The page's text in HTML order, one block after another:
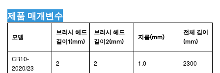
제품 매개변수
모델
브러시 헤드
길이1(mm)
브러시 헤드
길이2(mm)
지름(mm)
전체 길이
(mm)
CB10-
2020/23
2 2 1.0 2300